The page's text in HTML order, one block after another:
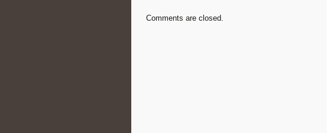
Comments are closed.